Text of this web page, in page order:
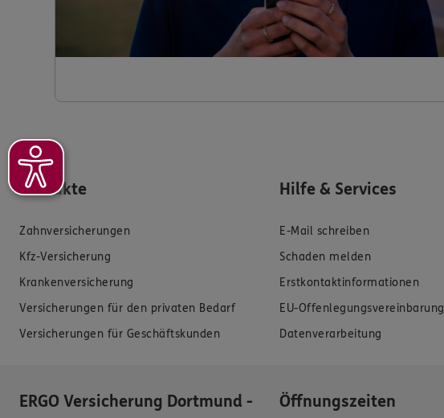
Produkte
Zahnversicherungen
Kfz-Versicherung
Krankenversicherung
Versicherungen für den privaten Bedarf
Versicherungen für Geschäftskunden
Hilfe & Services
E-Mail schreiben
Schaden melden
Erstkontaktinformationen
EU-Offenlegungsvereinbarung
Datenverarbeitung
ERGO Versicherung Dortmund -
Öffnungszeiten